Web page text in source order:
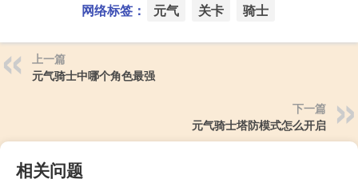
网络标签： 元气 关卡 骑士
上一篇
元气骑士中哪个角色最强
下一篇
元气骑士塔防模式怎么开启
相关问题